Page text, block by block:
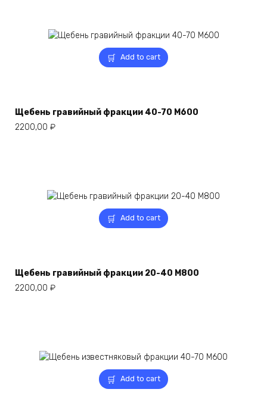
Add to cart
Щебень гравийный фракции 40-70 М600
2200,00 ₽
Add to cart
Щебень гравийный фракции 20-40 М800
2200,00 ₽
Add to cart